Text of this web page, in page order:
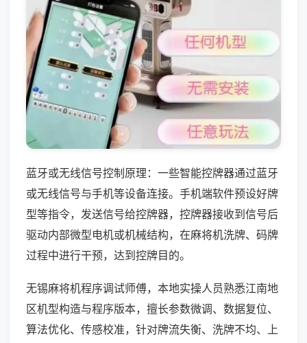
蓝牙或无线信号控制原理：一些智能控牌器通过蓝牙
或无线信号与手机等设备连接。手机端软件预设好牌
型等指令，发送信号给控牌器，控牌器接收到信号后
驱动内部微型电机或机械结构，在麻将机洗牌、码牌
过程中进行干预，达到控牌目的。
无锡麻将机程序调试师傅，本地实操人员熟悉江南地
区机型构造与程序版本，擅长参数微调、数据复位、
算法优化、传感校准，针对牌流失衡、洗牌不均、上